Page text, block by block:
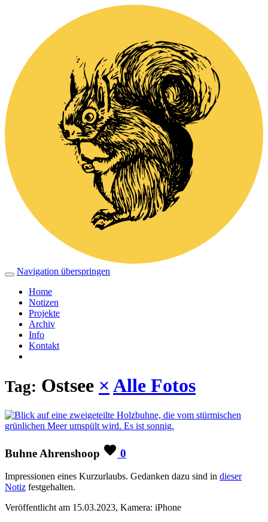
Navigation überspringen
Home
Notizen
Projekte
Archiv
Info
Kontakt
Tag: Ostsee × Alle Fotos
Buhne Ahrenshoop 0
Impressionen eines Kurzurlaubs. Gedanken dazu sind in dieser
Notiz festgehalten.
Veröffentlicht am 15.03.2023, Kamera: iPhone